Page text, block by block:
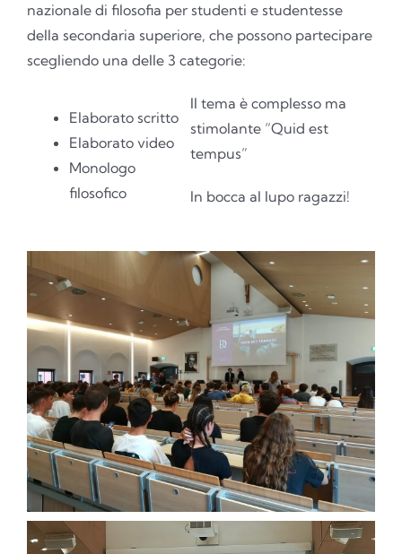
nazionale di filosofia per studenti e studentesse
della secondaria superiore, che possono partecipare
scegliendo una delle 3 categorie:
Elaborato scritto
Elaborato video
Monologo
filosofico
Il tema è complesso ma
stimolante “Quid est
tempus”
In bocca al lupo ragazzi!